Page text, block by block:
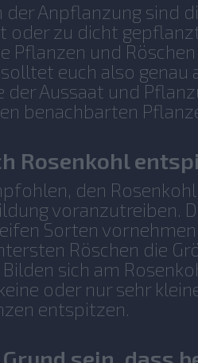
der Anpflanzung sind
oder zu dicht
Pflanzen und
euch also genau
der Aussaat und
benachbarten
Rosenkohl
den
voranzutreiben.
Sorten
Röschen die
sich am
oder nur sehr
entspitzen.